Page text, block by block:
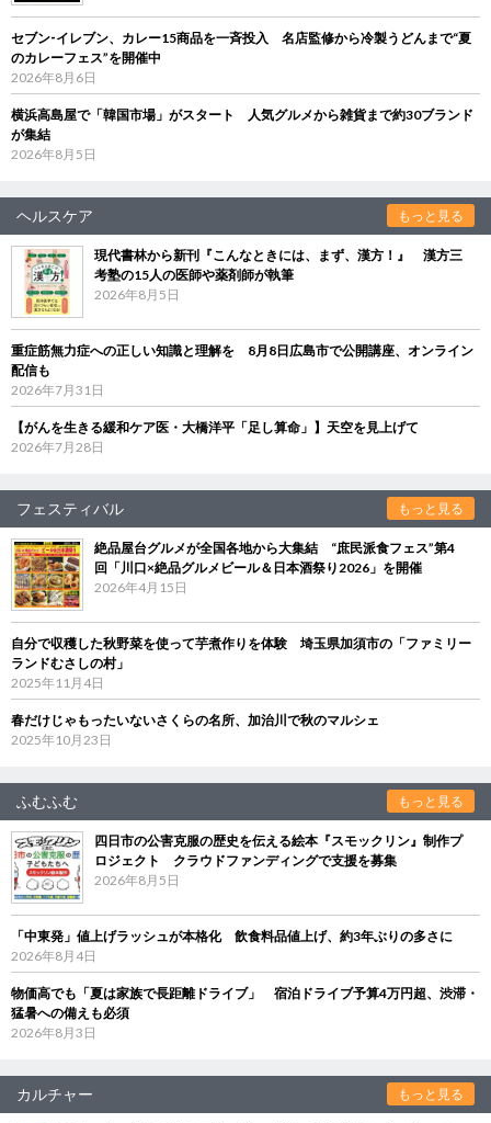
セブン‐イレブン、カレー15商品を一斉投入 名店監修から冷製うどんまで“夏
のカレーフェス”を開催中
2026年8月6日
横浜高島屋で「韓国市場」がスタート 人気グルメから雑貨まで約30ブランド
が集結
2026年8月5日
ヘルスケア もっと見る
現代書林から新刊『こんなときには、まず、漢方！』 漢方三
考塾の15人の医師や薬剤師が執筆
2026年8月5日
重症筋無力症への正しい知識と理解を 8月8日広島市で公開講座、オンライン
配信も
2026年7月31日
【がんを生きる緩和ケア医・大橋洋平「足し算命」】天空を見上げて
2026年7月28日
フェスティバル もっと見る
絶品屋台グルメが全国各地から大集結 “庶民派食フェス”第4
回「川口×絶品グルメビール＆日本酒祭り2026」を開催
2026年4月15日
自分で収穫した秋野菜を使って芋煮作りを体験 埼玉県加須市の「ファミリー
ランドむさしの村」
2025年11月4日
春だけじゃもったいないさくらの名所、加治川で秋のマルシェ
2025年10月23日
ふむふむ もっと見る
四日市の公害克服の歴史を伝える絵本『スモックリン』制作プ
ロジェクト クラウドファンディングで支援を募集
2026年8月5日
「中東発」値上げラッシュが本格化 飲食料品値上げ、約3年ぶりの多さに
2026年8月4日
物価高でも「夏は家族で長距離ドライブ」 宿泊ドライブ予算4万円超、渋滞・
猛暑への備えも必須
2026年8月3日
カルチャー もっと見る